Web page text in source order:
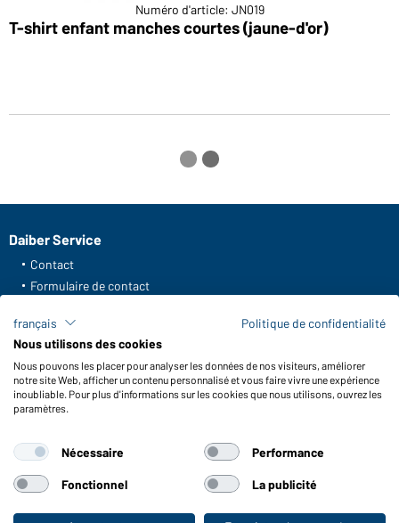
Numéro d'article: JN019
T-shirt enfant manches courtes (jaune-d'or)
Daiber Service
Contact
Formulaire de contact
FAQ / Manuel d' utilisation
Vérifier le stock
Reporting system according to whistleblower protection act
Fonctions et entretien
Conseils d'entretien
Tailles
Couleurs
français
Politique de confidentialité
Nous utilisons des cookies
Nous pouvons les placer pour analyser les données de nos visiteurs, améliorer
notre site Web, afficher un contenu personnalisé et vous faire vivre une expérience
inoubliable. Pour plus d'informations sur les cookies que nous utilisons, ouvrez les
paramètres.
Nécessaire Performance
Fonctionnel La publicité